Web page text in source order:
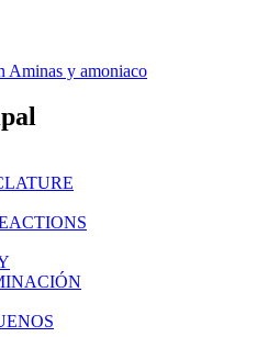
Aminas y amoniaco